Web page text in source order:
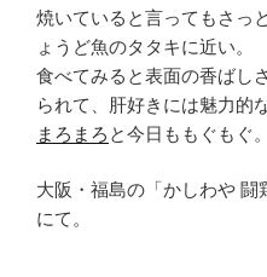
焼いていると言ってもさっ
ょうど魚のタタキに近い。
食べてみると表面の香ばし
られて、肝好きには魅力的
まろまろ と今日ももぐもぐ。
大阪・福島の「かしわや 闘
にて。